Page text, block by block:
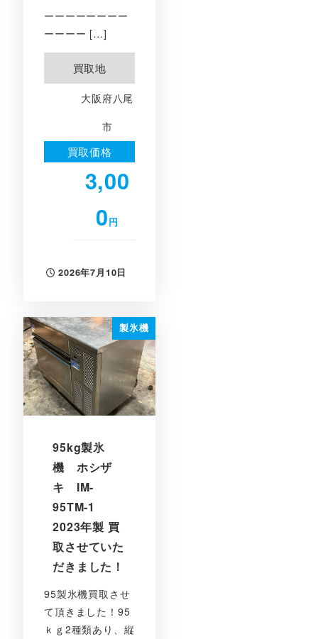
ーーーーーーーー
ーーーー […]
買取地
大阪府八尾
市
買取価格
3,00
0円
投稿日
2026年7月10日
製氷機
95kg製氷
機 ホシザ
キ IM-
95TM-1
2023年製 買
取させていた
だきました！
95製氷機買取させ
て頂きました！95
ｋｇ2種類あり、縦